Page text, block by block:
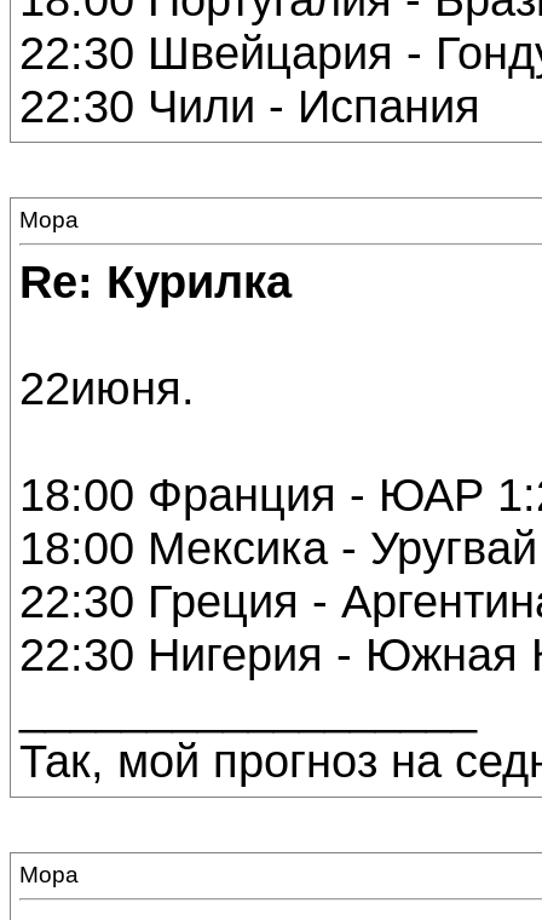
22:30 Швейцария -
22:30 Чили - Испания
Мора
Re: Курилка
22июня.
18:00 Франция - ЮАР
18:00 Мексика -
22:30 Греция -
22:30 Нигерия - Южная
Так, мой прогноз на
Мора